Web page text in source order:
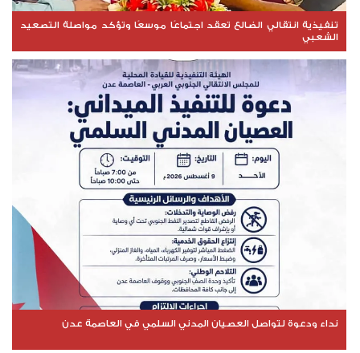
تنفيذية انتقالي الضالع تعقد اجتماعًا موسعًا وتؤكد مواصلة التصعيد
الشعبي
نداء ودعوة لتواصل العصيان المدني السلمي في العاصمة عدن